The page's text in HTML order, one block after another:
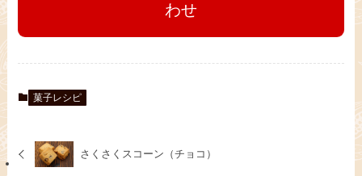
わせ
菓子レシピ
さくさくスコーン（チョコ）